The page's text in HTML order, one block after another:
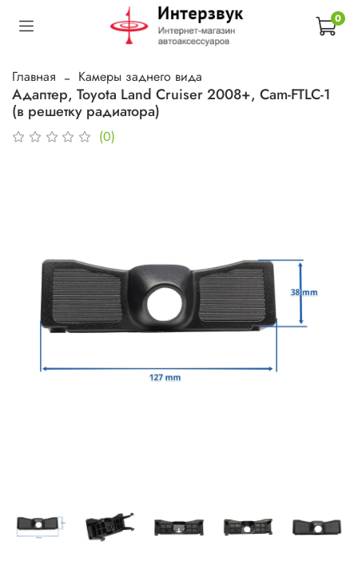
0
Главная Камеры заднего вида
Адаптер, Toyota Land Cruiser 2008+, Cam-FTLC-1
(в решетку радиатора)
(0)